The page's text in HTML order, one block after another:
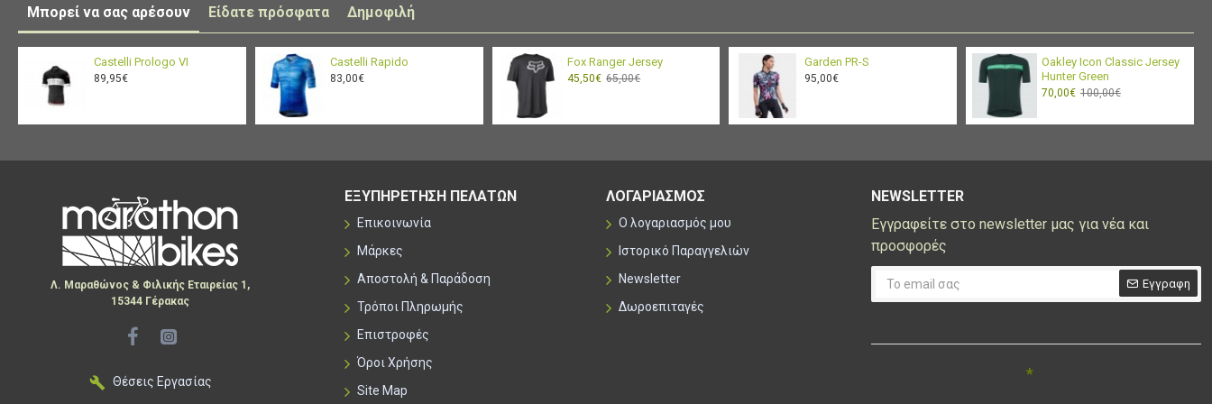
Μπορεί να σας αρέσουν Είδατε πρόσφατα Δημοφιλή
Castelli Prologo VI
89,95€
Castelli Rapido
83,00€
Fox Ranger Jersey
45,50€ 65,00€
Garden PR-S
95,00€
Oakley Icon Classic Jersey
Hunter Green
70,00€ 100,00€
Λ. Μαραθώνος & Φιλικής Εταιρείας 1,
15344 Γέρακας
Θέσεις Εργασίας
ΕΞΥΠΗΡΕΤΗΣΗ ΠΕΛΑΤΩΝ
Επικοινωνία
Μάρκες
Αποστολή & Παράδοση
Τρόποι Πληρωμής
Επιστροφές
Όροι Χρήσης
Site Map
ΛΟΓΑΡΙΑΣΜΟΣ
Ο λογαριασμός μου
Ιστορικό Παραγγελιών
Newsletter
Δωροεπιταγές
NEWSLETTER
Εγγραφείτε στο newsletter μας για νέα και
προσφορές
Εγγραφη